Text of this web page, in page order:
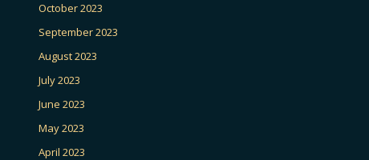
October 2023
September 2023
August 2023
July 2023
June 2023
May 2023
April 2023